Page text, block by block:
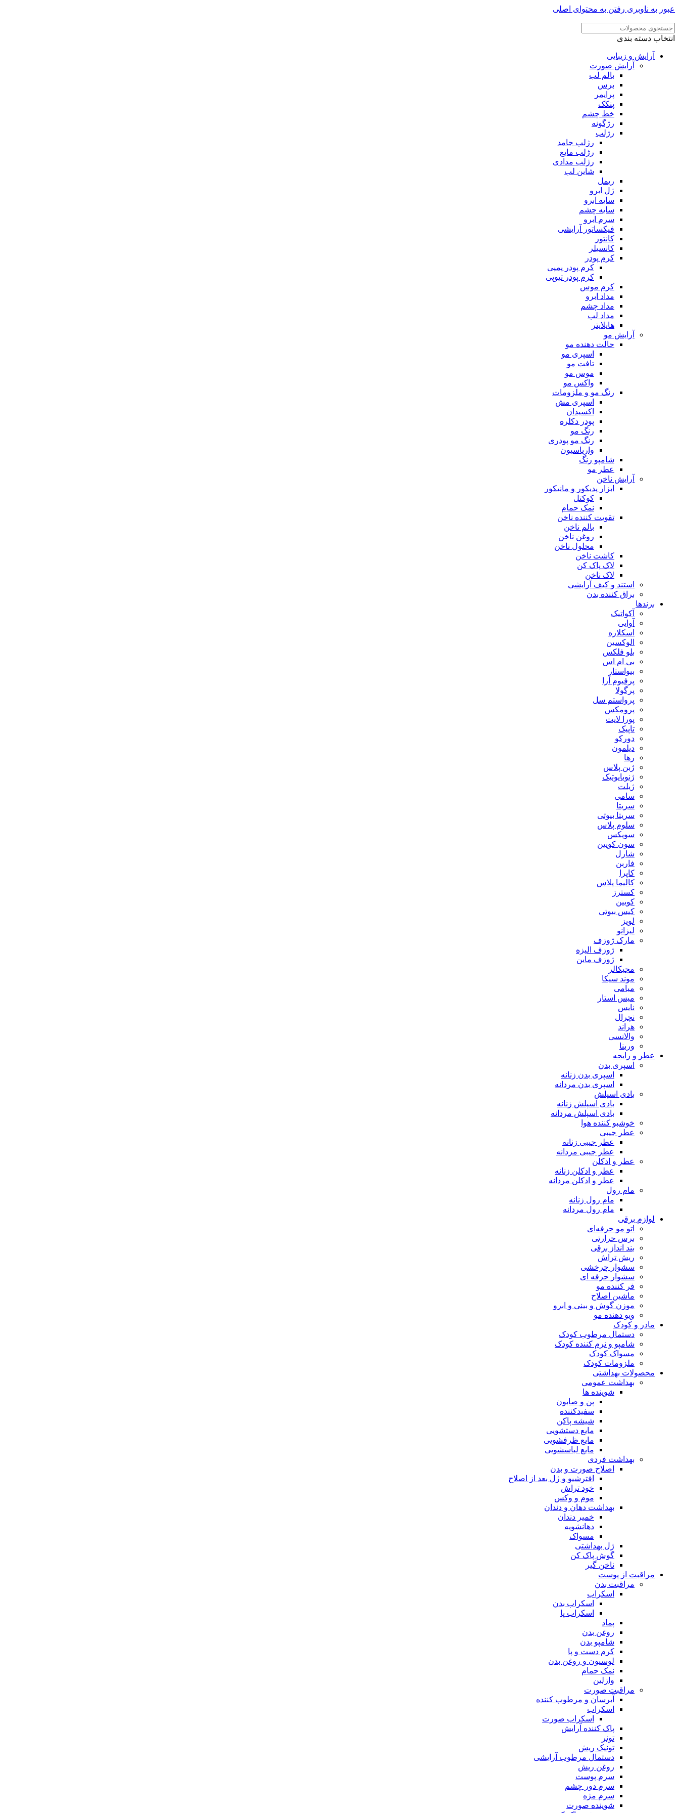
عبور به ناوبری رفتن به محتوای اصلی
انتخاب دسته بندی
آرایش و زیبایی
آرایش صورت
بالم لب
برس
پرایمر
پنکک
خط چشم
رژگونه
رژلب
رژلب جامد
رژلب مایع
رژلب مدادی
شاین لب
ریمل
ژل ابرو
سایه ابرو
سایه چشم
سرم ابرو
فیکساتور آرایشی
کانتور
کانسیلر
کرم پودر
کرم پودر پمپی
کرم پودر تیوپی
کرم موس
مداد ابرو
مداد چشم
مداد لب
هایلایتر
آرایش مو
حالت دهنده مو
اسپری مو
تافت مو
موس مو
واکس مو
رنگ مو و ملزومات
اسپری مش
اکسیدان
پودر دکلره
رنگ مو
رنگ مو پودری
واریاسیون
شامپو رنگ
عطر مو
آرایش ناخن
ابزار پدیکور و مانیکور
کوکتل
نمک حمام
تقویت کننده ناخن
بالم ناخن
روغن ناخن
محلول ناخن
کاشت ناخن
لاک پاک کن
لاک ناخن
استند و کیف آرایشی
براق کننده بدن
برندها
آکواتیک
آوایی
اسکلاره
الوکسین
بلو فلکس
بی ام اس
بیواستار
پرفیوم آرا
پرگولا
پرواستم سل
پرومکس
پورا لایت
تاپیک
دورکو
دیلمون
رها
ژبن پلاس
ژنوبایوتیک
ژیلت
سامی
سریتا
سریتا بیوتی
سلوم پلاس
سوپکس
سون کویین
شارل
فاربن
کاپرا
کالیما پلاس
کسترز
کویین
کیس بیوتی
لویز
لیزانو
مارک ژوزف
ژوزف الیزه
ژوزف ماین
مجیکالر
موند سیکا
میامی
میس استار
نایس
نچرال
هراند
والانسی
وربنا
عطر و رایحه
اسپری بدن
اسپری بدن زنانه
اسپری بدن مردانه
بادی اسپلش
بادی اسپلش زنانه
بادی اسپلش مردانه
خوشبو کننده هوا
عطر جیبی
عطر جیبی زنانه
عطر جیبی مردانه
عطر و ادکلن
عطر و ادکلن زنانه
عطر و ادکلن مردانه
مام رول
مام رول زنانه
مام رول مردانه
لوازم برقی
اتو مو حرفه‌ای
برس حرارتی
بند انداز برقی
ریش تراش
سشوار چرخشی
سشوار حرفه ای
فر کننده‌ مو
ماشین اصلاح
موزن گوش و بینی و ابرو
ویو دهنده مو
مادر و کودک
دستمال مرطوب کودک
شامپو و نرم کننده کودک
مسواک کودک
ملزومات کودک
محصولات بهداشتی
بهداشت عمومی
شوینده ها
پن و صابون
سفیدکننده
شیشه پاکن
مایع دستشویی
مایع ظرفشویی
مایع لباسشویی
بهداشت فردی
اصلاح صورت و بدن
افترشیو و ژل بعد از اصلاح
خود تراش
موم و وکس
بهداشت دهان و دندان
خمیر دندان
دهانشویه
مسواک
ژل بهداشتی
گوش پاک کن
ناخن گیر
مراقبت از پوست
مراقبت بدن
اسکراب
اسکراب بدن
اسکراب پا
پماد
روغن بدن
شامپو بدن
کرم دست و پا
لوسیون و روغن بدن
نمک حمام
وازلین
مراقبت صورت
آبرسان و مرطوب کننده
اسکراب
اسکراب صورت
پاک کننده آرایش
تونر
تونیک ریش
دستمال مرطوب آرایشی
روغن ریش
سرم پوست
سرم دور چشم
سرم مژه
شوینده صورت